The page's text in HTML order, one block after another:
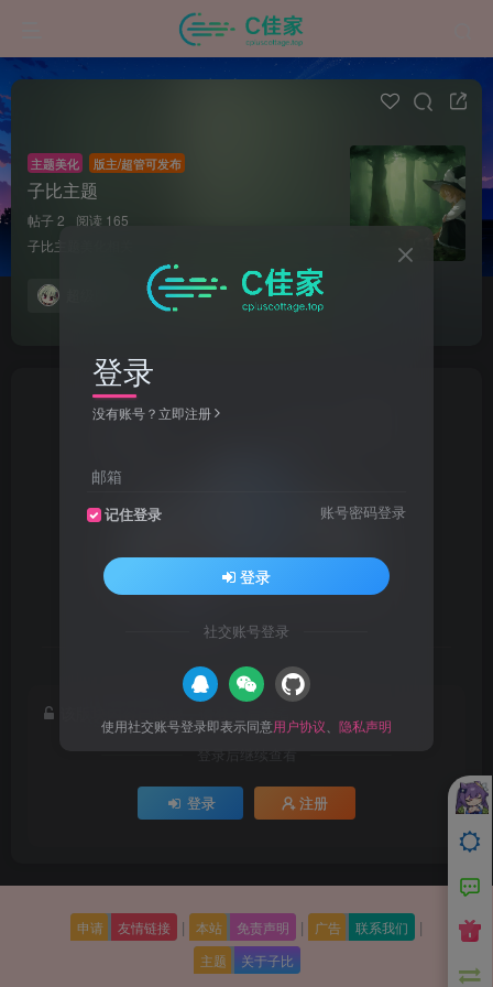
主题美化 版主/超管可发布
子比主题
帖子 2
阅读 165
子比主题美化相关
发布
登录 注册
申请 友情链接 | 本站 免责声明 | 广告 联系我们 |
主题 关于子比
登录
没有账号？立即注册
邮箱
记住登录 账号密码登录
登录
社交账号登录
使用社交账号登录即表示同意用户协议 隐私声明